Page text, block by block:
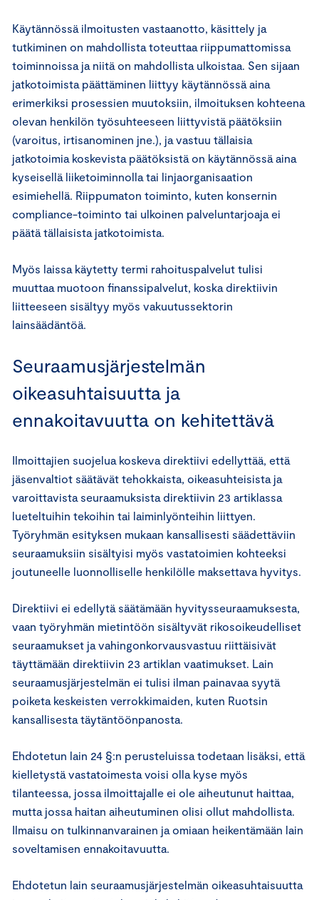
Käytännössä ilmoitusten vastaanotto, käsittely ja
tutkiminen on mahdollista toteuttaa riippumattomissa
toiminnoissa ja niitä on mahdollista ulkoistaa. Sen sijaan
jatkotoimista päättäminen liittyy käytännössä aina
erimerkiksi prosessien muutoksiin, ilmoituksen kohteena
olevan henkilön työsuhteeseen liittyvistä päätöksiin
(varoitus, irtisanominen jne.), ja vastuu tällaisia
jatkotoimia koskevista päätöksistä on käytännössä aina
kyseisellä liiketoiminnolla tai linjaorganisaation
esimiehellä. Riippumaton toiminto, kuten konsernin
compliance-toiminto tai ulkoinen palveluntarjoaja ei
päätä tällaisista jatkotoimista.
Myös laissa käytetty termi rahoituspalvelut tulisi
muuttaa muotoon finanssipalvelut, koska direktiivin
liitteeseen sisältyy myös vakuutussektorin
lainsäädäntöä.
Seuraamusjärjestelmän
oikeasuhtaisuutta ja
ennakoitavuutta on kehitettävä
Ilmoittajien suojelua koskeva direktiivi edellyttää, että
jäsenvaltiot säätävät tehokkaista, oikeasuhteisista ja
varoittavista seuraamuksista direktiivin 23 artiklassa
lueteltuihin tekoihin tai laiminlyönteihin liittyen.
Työryhmän esityksen mukaan kansallisesti säädettäviin
seuraamuksiin sisältyisi myös vastatoimien kohteeksi
joutuneelle luonnolliselle henkilölle maksettava hyvitys.
Direktiivi ei edellytä säätämään hyvitysseuraamuksesta,
vaan työryhmän mietintöön sisältyvät rikosoikeudelliset
seuraamukset ja vahingonkorvausvastuu riittäisivät
täyttämään direktiivin 23 artiklan vaatimukset. Lain
seuraamusjärjestelmän ei tulisi ilman painavaa syytä
poiketa keskeisten verrokkimaiden, kuten Ruotsin
kansallisesta täytäntöönpanosta.
Ehdotetun lain 24 §:n perusteluissa todetaan lisäksi, että
kielletystä vastatoimesta voisi olla kyse myös
tilanteessa, jossa ilmoittajalle ei ole aiheutunut haittaa,
mutta jossa haitan aiheutuminen olisi ollut mahdollista.
Ilmaisu on tulkinnanvarainen ja omiaan heikentämään lain
soveltamisen ennakoitavuutta.
Ehdotetun lain seuraamusjärjestelmän oikeasuhtaisuutta